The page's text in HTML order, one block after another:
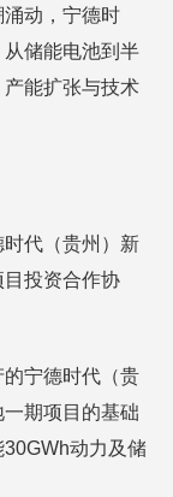
动，宁德时
储能电池到半
能扩张与技术
代（贵州）新
投资合作协
宁德时代（贵
期项目的基础
30GWh动力及储